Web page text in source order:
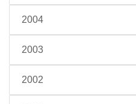
2004
2003
2002